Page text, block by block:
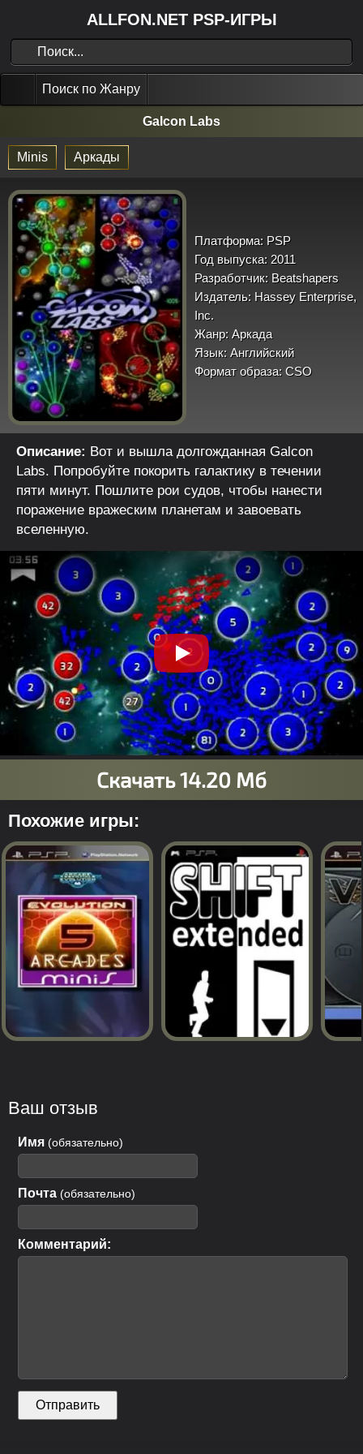
ALLFON.NET PSP-ИГРЫ
Поиск по Жанру
Galcon Labs
Minis Аркады
Платформа: PSP
Год выпуска: 2011
Разработчик: Beatshapers
Издатель: Hassey Enterprise,
Inc.
Жанр: Аркада
Язык: Английский
Формат образа: CSO
Описание: Вот и вышла долгожданная Galcon
Labs. Попробуйте покорить галактику в течении
пяти минут. Пошлите рои судов, чтобы нанести
поражение вражеским планетам и завоевать
вселенную.
Похожие игры:
Ваш отзыв
Имя (обязательно)
Почта (обязательно)
Комментарий: